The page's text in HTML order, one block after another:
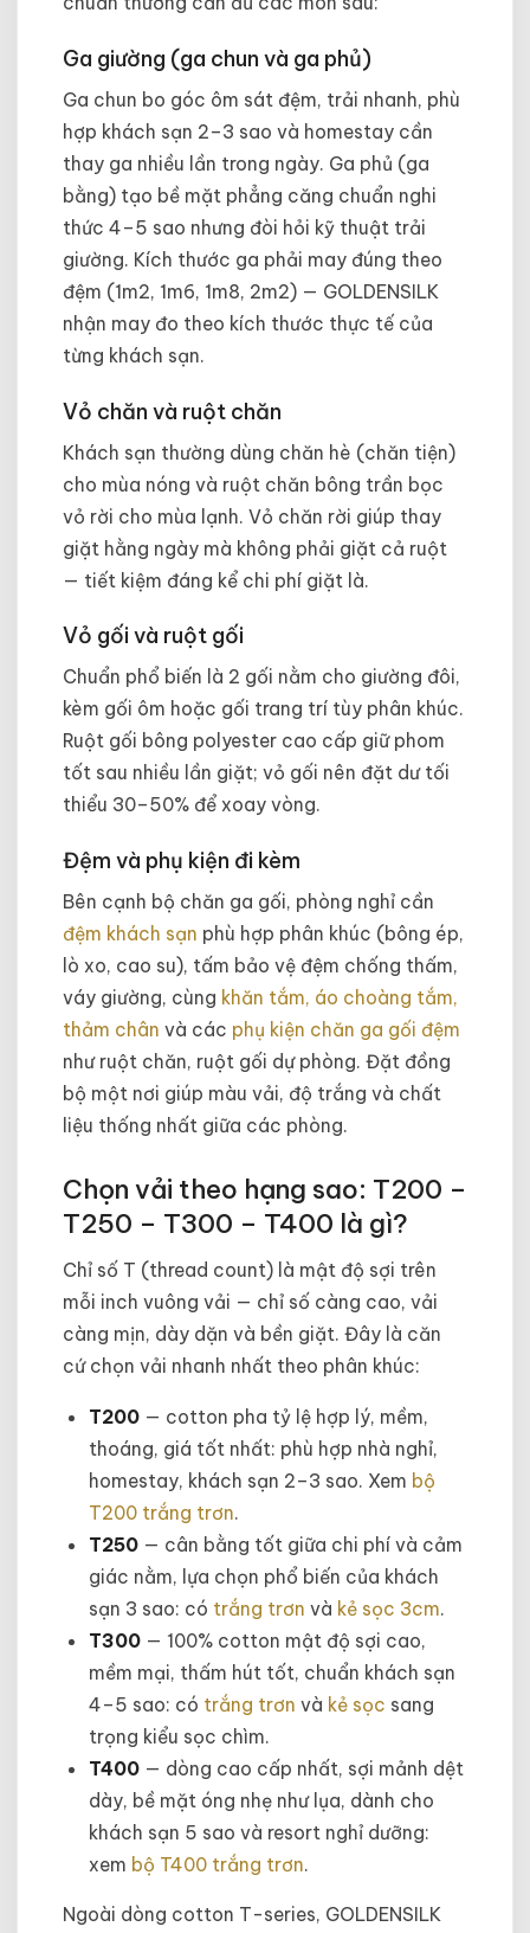
Ga giường (ga chun và ga phủ)
Ga chun bo góc ôm sát đệm, trải nhanh, phù
hợp khách sạn 2–3 sao và homestay cần
thay ga nhiều lần trong ngày. Ga phủ (ga
bằng) tạo bề mặt phẳng căng chuẩn nghi
thức 4–5 sao nhưng đòi hỏi kỹ thuật trải
giường. Kích thước ga phải may đúng theo
đệm (1m2, 1m6, 1m8, 2m2) — GOLDENSILK
nhận may đo theo kích thước thực tế của
từng khách sạn.
Vỏ chăn và ruột chăn
Khách sạn thường dùng chăn hè (chăn tiện)
cho mùa nóng và ruột chăn bông trần bọc
vỏ rời cho mùa lạnh. Vỏ chăn rời giúp thay
giặt hằng ngày mà không phải giặt cả ruột
— tiết kiệm đáng kể chi phí giặt là.
Vỏ gối và ruột gối
Chuẩn phổ biến là 2 gối nằm cho giường đôi,
kèm gối ôm hoặc gối trang trí tùy phân khúc.
Ruột gối bông polyester cao cấp giữ phom
tốt sau nhiều lần giặt; vỏ gối nên đặt dư tối
thiểu 30–50% để xoay vòng.
Đệm và phụ kiện đi kèm
Bên cạnh bộ chăn ga gối, phòng nghỉ cần
đệm khách sạn phù hợp phân khúc (bông ép,
lò xo, cao su), tấm bảo vệ đệm chống thấm,
váy giường, cùng khăn tắm, áo choàng tắm,
thảm chân và các phụ kiện chăn ga gối đệm
như ruột chăn, ruột gối dự phòng. Đặt đồng
bộ một nơi giúp màu vải, độ trắng và chất
liệu thống nhất giữa các phòng.
Chọn vải theo hạng sao: T200 –
T250 – T300 – T400 là gì?
Chỉ số T (thread count) là mật độ sợi trên
mỗi inch vuông vải — chỉ số càng cao, vải
càng mịn, dày dặn và bền giặt. Đây là căn
cứ chọn vải nhanh nhất theo phân khúc:
T200 — cotton pha tỷ lệ hợp lý, mềm,
thoáng, giá tốt nhất: phù hợp nhà nghỉ,
homestay, khách sạn 2–3 sao. Xem bộ
T200 trắng trơn.
T250 — cân bằng tốt giữa chi phí và cảm
giác nằm, lựa chọn phổ biến của khách
sạn 3 sao: có trắng trơn và kẻ sọc 3cm.
T300 — 100% cotton mật độ sợi cao,
mềm mại, thấm hút tốt, chuẩn khách sạn
4–5 sao: có trắng trơn và kẻ sọc sang
trọng kiểu sọc chìm.
T400 — dòng cao cấp nhất, sợi mảnh dệt
dày, bề mặt óng nhẹ như lụa, dành cho
khách sạn 5 sao và resort nghỉ dưỡng:
xem bộ T400 trắng trơn.
Ngoài dòng cotton T-series, GOLDENSILK